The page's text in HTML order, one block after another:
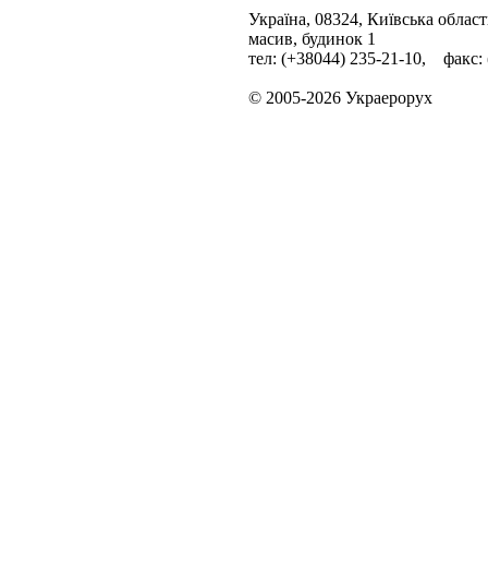
Україна, 08324, Київська
масив, будинок 1
тел: (+38044) 235-21-10, факс:
© 2005-2026 Украерорух